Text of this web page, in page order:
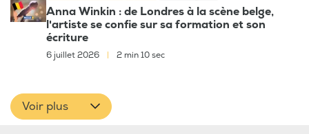
Anna Winkin : de Londres à la scène belge,
l'artiste se confie sur sa formation et son
écriture
6 juillet 2026 2 min 10 sec
Voir plus